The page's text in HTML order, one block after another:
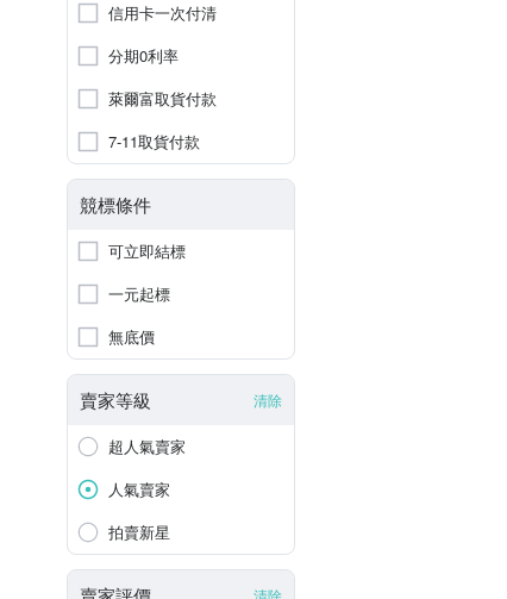
信用卡一次付清
分期0利率
萊爾富取貨付款
7-11取貨付款
競標條件
可立即結標
一元起標
無底價
賣家等級 清除
超人氣賣家
人氣賣家
拍賣新星
清除